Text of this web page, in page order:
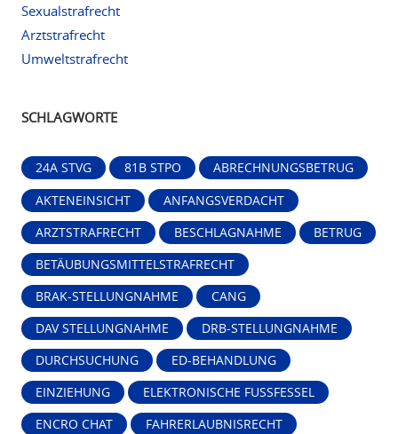
Sexualstrafrecht
Arztstrafrecht
Umweltstrafrecht
SCHLAGWORTE
24A STVG 81B STPO ABRECHNUNGSBETRUG
AKTENEINSICHT ANFANGSVERDACHT
ARZTSTRAFRECHT BESCHLAGNAHME BETRUG
BETÄUBUNGSMITTELSTRAFRECHT
BRAK-STELLUNGNAHME CANG
DAV STELLUNGNAHME DRB-STELLUNGNAHME
DURCHSUCHUNG ED-BEHANDLUNG
EINZIEHUNG ELEKTRONISCHE FUSSFESSEL
ENCRO CHAT FAHRERLAUBNISRECHT